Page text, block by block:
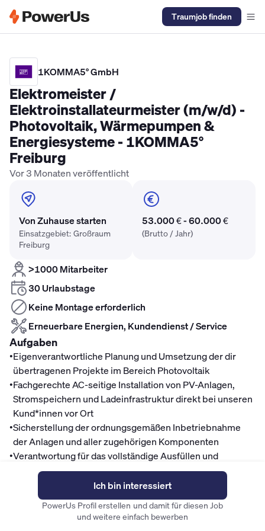
Traumjob finden
1KOMMA5° GmbH
Elektromeister /
Elektroinstallateurmeister (m/w/d) -
Photovoltaik, Wärmepumpen &
Energiesysteme - 1KOMMA5°
Freiburg
Vor 3 Monaten veröffentlicht
Von Zuhause starten
Einsatzgebiet: Großraum
Freiburg
53.000 € - 60.000 €
(Brutto / Jahr)
>1000 Mitarbeiter
30 Urlaubstage
Keine Montage erforderlich
Erneuerbare Energien, Kundendienst / Service
Aufgaben
•Eigenverantwortliche Planung und Umsetzung der dir
übertragenen Projekte im Bereich Photovoltaik
•Fachgerechte AC-seitige Installation von PV-Anlagen,
Stromspeichern und Ladeinfrastruktur direkt bei unseren
Kund*innen vor Ort
•Sicherstellung der ordnungsgemäßen Inbetriebnahme
der Anlagen und aller zugehörigen Komponenten
•Verantwortung für das vollständige Ausfüllen und
fristgerechte Einreichen relevanter Messprotokolle sowie
Abnahmedokumente
Analyse und Behebung von Fehlern sowie Durchführung
von Wartungs- und Instandsetzungsarbeiten an bereits
Ich bin interessiert
PowerUs Profil erstellen und damit für diesen Job
und weitere einfach bewerben